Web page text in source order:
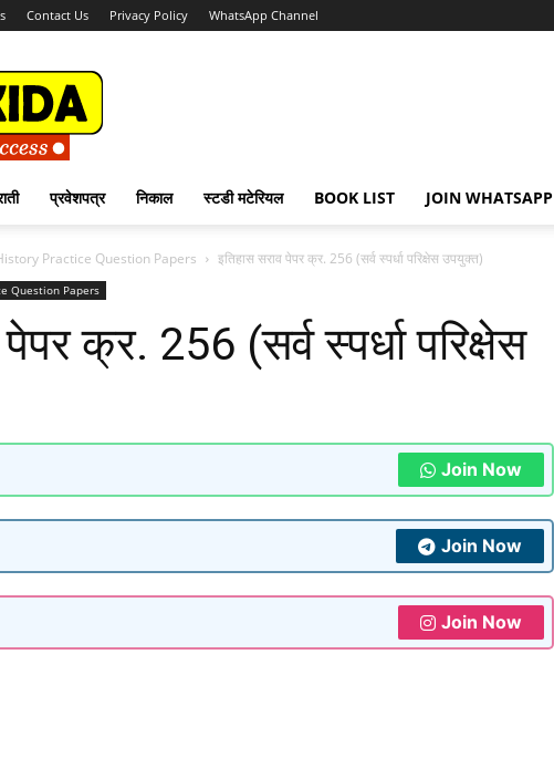
Contact Us Privacy Policy WhatsApp Channel
प्रवेशपत्र निकाल स्टडी मटेरियल BOOK LIST JOIN WHATSAPP
Practice Question Papers इतिहास सराव पेपर क्र. 256 (सर्व स्पर्धा परिक्षेस उपयुक्त)
Question Papers
क्र. 256 (सर्व स्पर्धा परिक्षेस
Join Now
Join Now
Join Now